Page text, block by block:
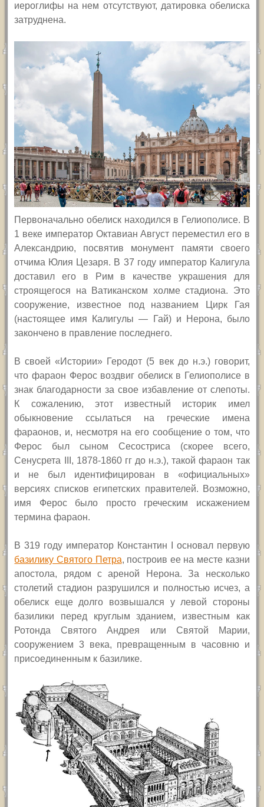
иероглифы на нем отсутствуют, датировка обелиска
затруднена.
Первоначально обелиск находился в Гелиополисе. В
1 веке император Октавиан Август переместил его в
Александрию, посвятив монумент памяти своего
отчима Юлия Цезаря. В 37 году император Калигула
доставил его в Рим в качестве украшения для
строящегося на Ватиканском холме стадиона. Это
сооружение, известное под названием Цирк Гая
(настоящее имя Калигулы — Гай) и Нерона, было
закончено в правление последнего.
В своей «Истории» Геродот (5 век до н.э.) говорит,
что фараон Ферос воздвиг обелиск в Гелиополисе в
знак благодарности за свое избавление от слепоты.
К сожалению, этот известный историк имел
обыкновение ссылаться на греческие имена
фараонов, и, несмотря на его сообщение о том, что
Ферос был сыном Сесостриса (скорее всего,
Сенусрета III, 1878-1860 гг до н.э.), такой фараон так
и не был идентифицирован в «официальных»
версиях списков египетских правителей. Возможно,
имя Ферос было просто греческим искажением
термина фараон.
В 319 году император Константин
основал первую
базилику Святого Петра, построив ее на месте казни
апостола, рядом с ареной Нерона. За несколько
столетий стадион разрушился и полностью исчез, а
обелиск еще долго возвышался у левой стороны
базилики перед круглым зданием, известным как
Ротонда Святого Андрея или Святой Марии,
сооружением 3 века, превращенным в часовню и
присоединенным к базилике.